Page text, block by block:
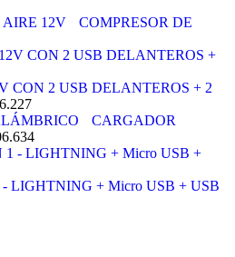
COMPRESOR DE
CON 2 USB DELANTEROS + 2
CARGADOR
LIGHTNING + Micro USB + USB